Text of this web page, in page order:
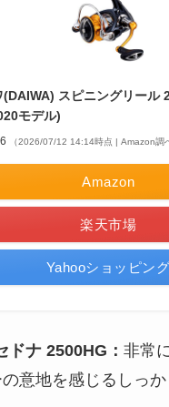
(DAIWA) スピニングリール
モデル)
（2026/07/12 14:14時点 | Amazon調
Amazon
楽天市場
Yahooショッピング
ドナ 2500HG： 非常
意地を感じるしっ